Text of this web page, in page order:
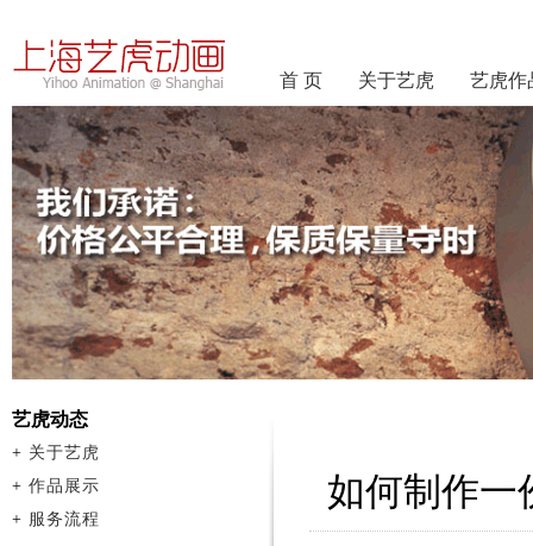
首 页 关于艺虎 艺虎作
如何制作一
艺虎动态
+ 关于艺虎
+ 作品展示
+ 服务流程